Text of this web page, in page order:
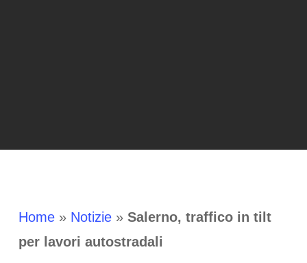
Home» Notizie» Salerno, traffico in tilt
per lavori autostradali